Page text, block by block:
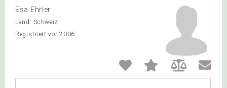
Esa Ehrler
Land: Schweiz
Registriert vor 2006